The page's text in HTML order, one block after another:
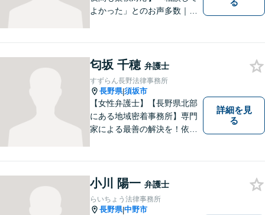
よかった」とのお声多数｜交
どんな小さなお悩みでも、ま
ずはお気軽にご相談くださ
い。【完全個室で相談】
る
匂坂 千穂 弁護士
すずらん長野法律事務所
長野県|須坂市
【女性弁護士】【長野県北部
にある地域密着事務所】専門
家による最善の解決を！依頼
詳細を見
る
小川 陽一 弁護士
らいちょう法律事務所
長野県|中野市